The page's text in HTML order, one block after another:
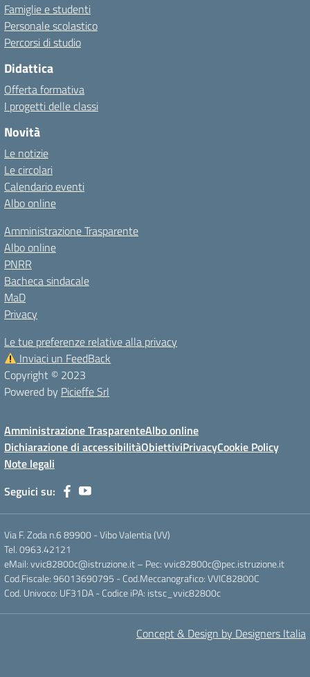
Famiglie e studenti
Personale scolastico
Percorsi di studio
Didattica
Offerta formativa
I progetti delle classi
Novità
Le notizie
Le circolari
Calendario eventi
Albo online
Amministrazione Trasparente
Albo online
PNRR
Bacheca sindacale
MaD
Privacy
Le tue preferenze relative alla privacy
Inviaci un FeedBack
Copyright © 2023
Powered by Picieffe Srl
Amministrazione TrasparenteAlbo online
Dichiarazione di accessibilitàObiettiviPrivacyCookie Policy
Note legali
Seguici su:
Via F. Zoda n.6 89900 - Vibo Valentia (VV)
Tel. 0963.42121
eMail: vvic82800c@istruzione.it – Pec: vvic82800c@pec.istruzione.it
Cod.Fiscale: 96013690795 - Cod.Meccanografico: VVIC82800C
Cod. Univoco: UF31DA - Codice iPA: istsc_vvic82800c
Concept & Design by Designers Italia